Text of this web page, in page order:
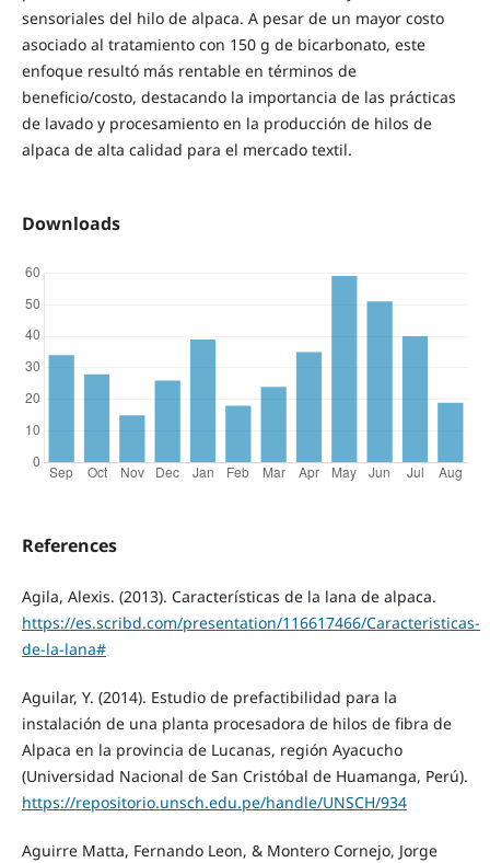
sensoriales del hilo de alpaca. A pesar de un mayor costo
asociado al tratamiento con 150 g de bicarbonato, este
enfoque resultó más rentable en términos de
beneficio/costo, destacando la importancia de las prácticas
de lavado y procesamiento en la producción de hilos de
alpaca de alta calidad para el mercado textil.
Downloads
References
Agila, Alexis. (2013). Características de la lana de alpaca.
https://es.scribd.com/presentation/116617466/Caracteristicas-
de-la-lana#
Aguilar, Y. (2014). Estudio de prefactibilidad para la
instalación de una planta procesadora de hilos de fibra de
Alpaca en la provincia de Lucanas, región Ayacucho
(Universidad Nacional de San Cristóbal de Huamanga, Perú).
https://repositorio.unsch.edu.pe/handle/UNSCH/934
Aguirre Matta, Fernando Leon, & Montero Cornejo, Jorge